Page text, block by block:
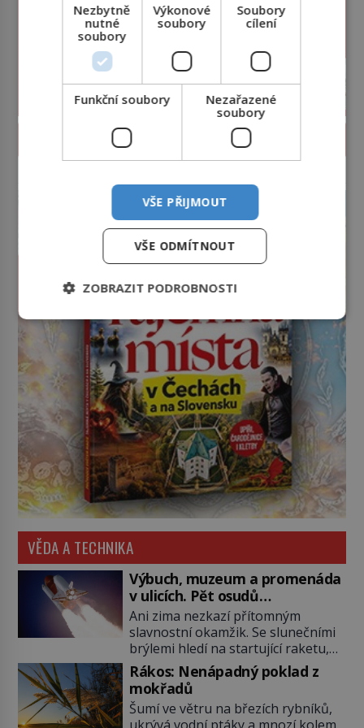
PROLISTOVAT ČASOPIS
VĚDA A TECHNIKA
Výbuch, muzeum a promenáda
v ulicích. Pět osudů
nejslavnějších raketoplánů
Ani zima nezkazí přítomným
slavnostní okamžik. Se slunečními
brýlemi hledí na startující raketu,
která má do vesmíru vynést kromě
posádky také obyčejnou učitelku.
Po několika sekundách všem
ztuhnou úsměvy, stroj totiž
Rákos: Nenápadný poklad z
mokřadů
Šumí ve větru na březích rybníků,
Nezbytně
nutné
soubory
Výkonové
soubory
Soubory
cílení
Funkční soubory
Nezařazené
soubory
VŠE PŘIJMOUT
VŠE ODMÍTNOUT
ZOBRAZIT PODROBNOSTI